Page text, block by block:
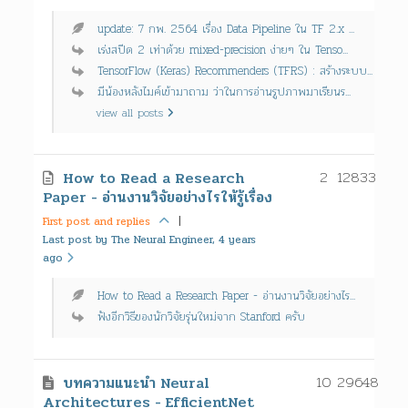
update: 7 กพ. 2564 เรื่อง Data Pipeline ใน TF 2.x ...
เร่งสปีด 2 เท่าด้วย mixed-precision ง่ายๆ ใน Tenso...
TensorFlow (Keras) Recommenders (TFRS) : สร้างระบบ...
มีน้องหลังไมค์เข้ามาถาม ว่าในการอ่านรูปภาพมาเรียนร...
view all posts
How to Read a Research
Paper - อ่านงานวิจัยอย่างไรให้รู้เรื่อง
First post and replies
|
Last post by The Neural Engineer, 4 years
ago
12833
2
How to Read a Research Paper - อ่านงานวิจัยอย่างไร...
ฟังอีกวิธีของนักวิจัยรุ่นใหม่จาก Stanford ครับ
บทความแนะนำ Neural
Architectures - EfficientNet
29648
10